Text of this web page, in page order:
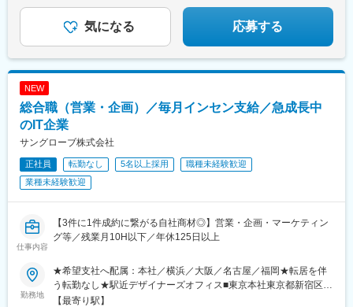
気になる 応募する
NEW
総合職（営業・企画）／毎月インセン支給／急成長中
のIT企業
サングローブ株式会社
正社員 転勤なし 5名以上採用
職種未経験歓迎
業種未経験歓迎
仕事内容
【3件に1件成約に繋がる自社商材◎】営業・企画・マーケティン
グ等／残業月10H以下／年休125日以上
勤務地
★希望支社へ配属：本社／横浜／大阪／名古屋／福岡★転居を伴
う転勤なし★駅近デザイナーズオフィス■東京本社東京都新宿区西
新宿6-24-1西新宿三井ビルディング4F／13F／16F／18F／20F■
【最寄り駅】